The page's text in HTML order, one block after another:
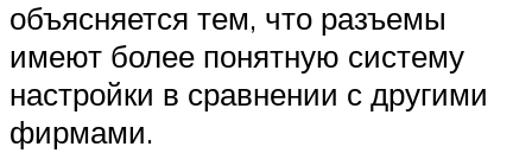
объясняется тем, что разъемы
имеют более понятную систему
настройки в сравнении с другими
фирмами.